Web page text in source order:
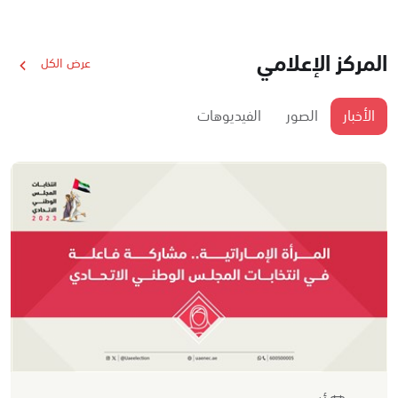
المركز الإعلامي عرض الكل
الأخبار الصور الفيديوهات
انطلاق يوم الانتخاب
الوطني الاتحادي 2023 غداً
اقرأ المزيد